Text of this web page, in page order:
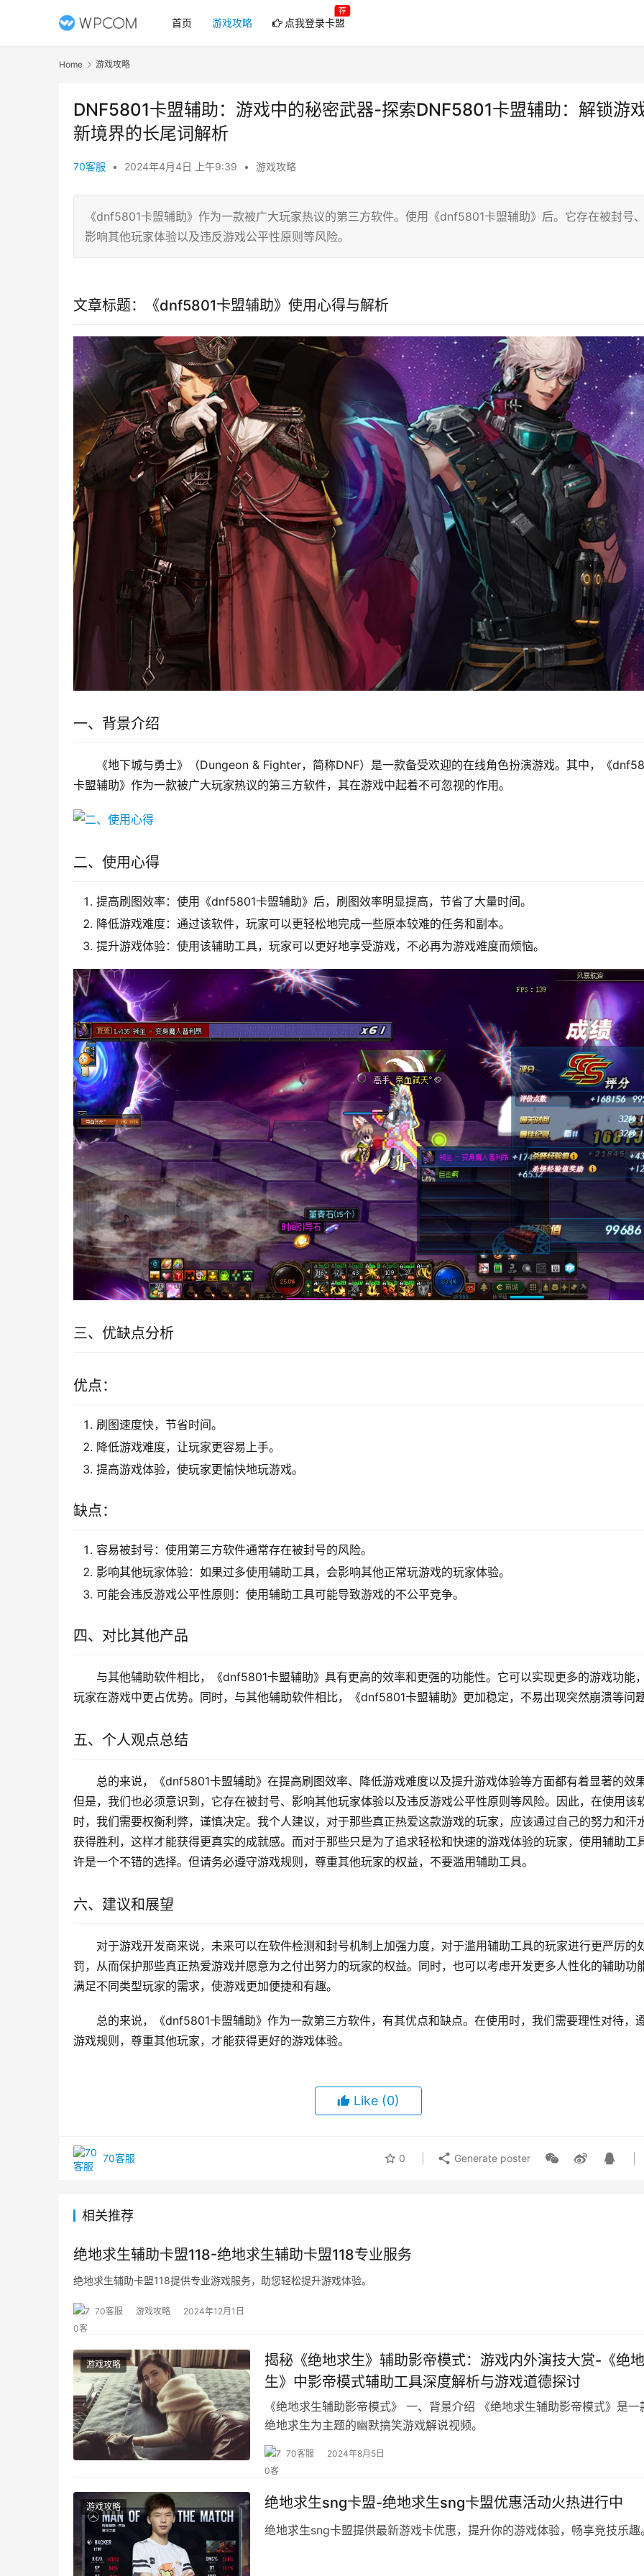
首页 游戏攻略 点我登录卡盟
荐
Home 游戏攻略
DNF5801卡盟辅助：游戏中的秘密武器-探索DNF5801卡盟辅助：解锁游
新境界的长尾词解析
70客服 • 2024年4月4日 上午9:39 • 游戏攻略
《dnf5801卡盟辅助》作为一款被广大玩家热议的第三方软件。使用《dnf5801卡盟辅助》后。它存在被封号、
影响其他玩家体验以及违反游戏公平性原则等风险。
文章标题：《dnf5801卡盟辅助》使用心得与解析
一、背景介绍
《地下城与勇士》（Dungeon & Fighter，简称DNF）是一款备受欢迎的在线角色扮演游戏。其中，《
卡盟辅助》作为一款被广大玩家热议的第三方软件，其在游戏中起着不可忽视的作用。
二、使用心得
提高刷图效率：使用《dnf5801卡盟辅助》后，刷图效率明显提高，节省了大量时间。
降低游戏难度：通过该软件，玩家可以更轻松地完成一些原本较难的任务和副本。
提升游戏体验：使用该辅助工具，玩家可以更好地享受游戏，不必再为游戏难度而烦恼。
三、优缺点分析
优点：
刷图速度快，节省时间。
降低游戏难度，让玩家更容易上手。
提高游戏体验，使玩家更愉快地玩游戏。
缺点：
容易被封号：使用第三方软件通常存在被封号的风险。
影响其他玩家体验：如果过多使用辅助工具，会影响其他正常玩游戏的玩家体验。
可能会违反游戏公平性原则：使用辅助工具可能导致游戏的不公平竞争。
四、对比其他产品
与其他辅助软件相比，《dnf5801卡盟辅助》具有更高的效率和更强的功能性。它可以实现更多的游戏功能
玩家在游戏中更占优势。同时，与其他辅助软件相比，《dnf5801卡盟辅助》更加稳定，不易出现突然崩溃等问题
五、个人观点总结
总的来说，《dnf5801卡盟辅助》在提高刷图效率、降低游戏难度以及提升游戏体验等方面都有着显著的效果
但是，我们也必须意识到，它存在被封号、影响其他玩家体验以及违反游戏公平性原则等风险。因此，在使用该
时，我们需要权衡利弊，谨慎决定。我个人建议，对于那些真正热爱这款游戏的玩家，应该通过自己的努力和汗
获得胜利，这样才能获得更真实的成就感。而对于那些只是为了追求轻松和快速的游戏体验的玩家，使用辅助工
许是一个不错的选择。但请务必遵守游戏规则，尊重其他玩家的权益，不要滥用辅助工具。
六、建议和展望
对于游戏开发商来说，未来可以在软件检测和封号机制上加强力度，对于滥用辅助工具的玩家进行更严厉的
罚，从而保护那些真正热爱游戏并愿意为之付出努力的玩家的权益。同时，也可以考虑开发更多人性化的辅助功能
满足不同类型玩家的需求，使游戏更加便捷和有趣。
总的来说，《dnf5801卡盟辅助》作为一款第三方软件，有其优点和缺点。在使用时，我们需要理性对待，
游戏规则，尊重其他玩家，才能获得更好的游戏体验。
Like (0)
70客服 0 Generate poster
相关推荐
绝地求生辅助卡盟118-绝地求生辅助卡盟118专业服务
绝地求生辅助卡盟118提供专业游戏服务，助您轻松提升游戏体验。
70客服 游戏攻略 2024年12月1日
游戏攻略
揭秘《绝地求生》辅助影帝模式：游戏内外演技大赏-《绝
生》中影帝模式辅助工具深度解析与游戏道德探讨
《绝地求生辅助影帝模式》 一、背景介绍 《绝地求生辅助影帝模式》是一
绝地求生为主题的幽默搞笑游戏解说视频。
70客服 2024年8月5日
游戏攻略 绝地求生sng卡盟-绝地求生sng卡盟优惠活动火热进行中
绝地求生sng卡盟提供最新游戏卡优惠，提升你的游戏体验，畅享竞技乐趣。